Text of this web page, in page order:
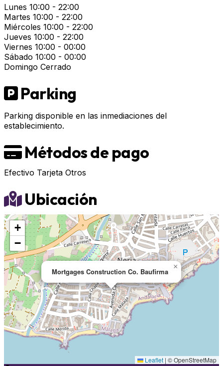
Lunes 10:00 - 22:00
Martes 10:00 - 22:00
Miércoles 10:00 - 22:00
Jueves 10:00 - 22:00
Viernes 10:00 - 00:00
Sábado 10:00 - 00:00
Domingo Cerrado
Parking
Parking disponible en las inmediaciones del
establecimiento.
Métodos de pago
Efectivo Tarjeta Otros
Ubicación
Mortgages Construction Co. Baufirma
×
+
−
Leaflet | © OpenStreetMap